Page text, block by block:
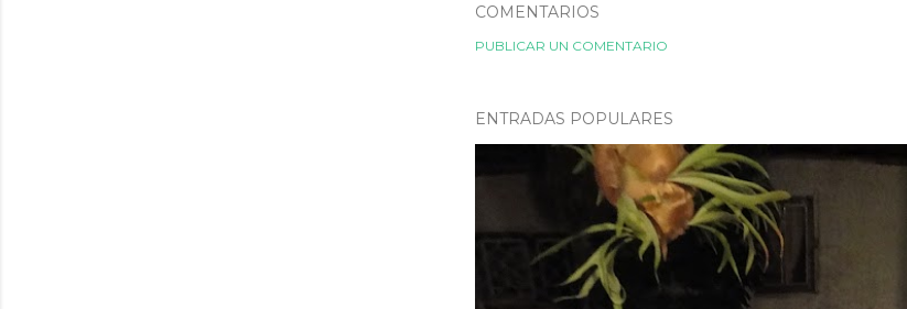
COMENTARIOS
PUBLICAR UN COMENTARIO
ENTRADAS POPULARES